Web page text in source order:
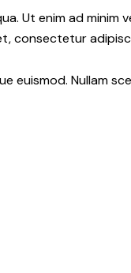
Ut enim ad minim
consectetur
Nullam